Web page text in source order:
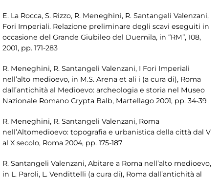
E. La Rocca, S. Rizzo, R. Meneghini, R. Santangeli Valenzani,
Fori Imperiali. Relazione preliminare degli scavi eseguiti in
occasione del Grande Giubileo del Duemila, in “RM”, 108,
2001, pp. 171-283
R. Meneghini, R. Santangeli Valenzani, I Fori Imperiali
nell’alto medioevo, in M.S. Arena et ali i (a cura di), Roma
dall’antichità al Medioevo: archeologia e storia nel Museo
Nazionale Romano Crypta Balb, Martellago 2001, pp. 34-39
R. Meneghini, R. Santangeli Valenzani, Roma
nell’Altomedioevo: topografia e urbanistica della città dal V
al X secolo, Roma 2004, pp. 175-187
R. Santangeli Valenzani, Abitare a Roma nell’alto medioevo,
in L. Paroli, L. Vendittelli (a cura di), Roma dall’antichità al